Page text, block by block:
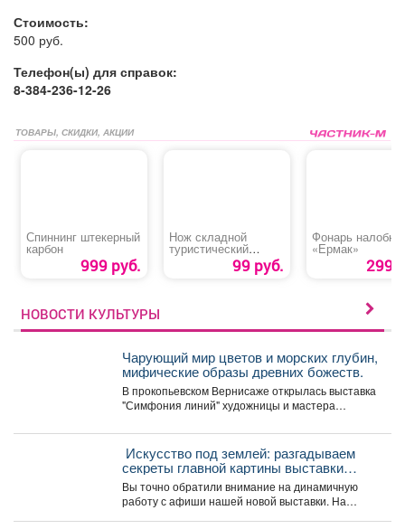
Стоимость:
500 руб.
Телефон(ы) для справок:
8-384-236-12-26
ТОВАРЫ, СКИДКИ, АКЦИИ
Спиннинг штекерный
карбон
999 руб.
Нож складной
туристический
«Traveler» 99 руб.
Фонарь
«Ермак»
299
НОВОСТИ КУЛЬТУРЫ
Чарующий мир цветов и морских глубин,
мифические образы древних божеств.
В прокопьевском Вернисаже открылась выставка
"Симфония линий" художницы и мастера
Калугиной. ...
️ Искусство под землей: разгадываем
секреты главной картины выставки
«Шахтёрская слава» автор Тамара
Шлыкова
Вы точно обратили внимание на динамичную
работу с афиши нашей новой выставки. На